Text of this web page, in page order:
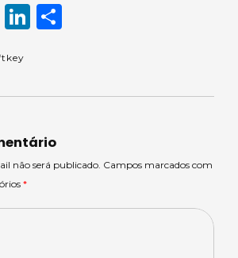
F
k
Li
e
n
e
não será publicado. Campos marcados com
*